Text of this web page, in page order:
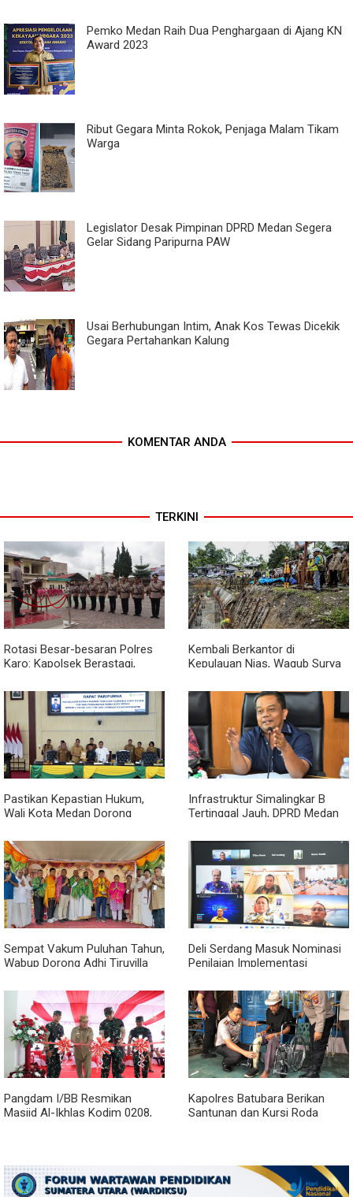
Pemko Medan Raih Dua Penghargaan di Ajang KN
Award 2023
Ribut Gegara Minta Rokok, Penjaga Malam Tikam
Warga
Legislator Desak Pimpinan DPRD Medan Segera
Gelar Sidang Paripurna PAW
Usai Berhubungan Intim, Anak Kos Tewas Dicekik
Gegara Pertahankan Kalung
KOMENTAR ANDA
TERKINI
Rotasi Besar-besaran Polres
Karo: Kapolsek Berastagi,
Berganti Wajah
Kembali Berkantor di
Kepulauan Nias, Wagub Surya
Pemprov Sumut Berjalan
Sesuai Rencana
Pastikan Kepastian Hukum,
Wali Kota Medan Dorong
Kemasyarakatan
Infrastruktur Simalingkar B
Tertinggal Jauh, DPRD Medan
Khusus
Sempat Vakum Puluhan Tahun,
Wabup Dorong Adhi Tiruvilla
Deli Serdang Masuk Nominasi
Penilaian Implementasi
Regional Sumatera
Pangdam I/BB Resmikan
Masjid Al-Ikhlas Kodim 0208,
Kapolres Batubara Berikan
Santunan dan Kursi Roda